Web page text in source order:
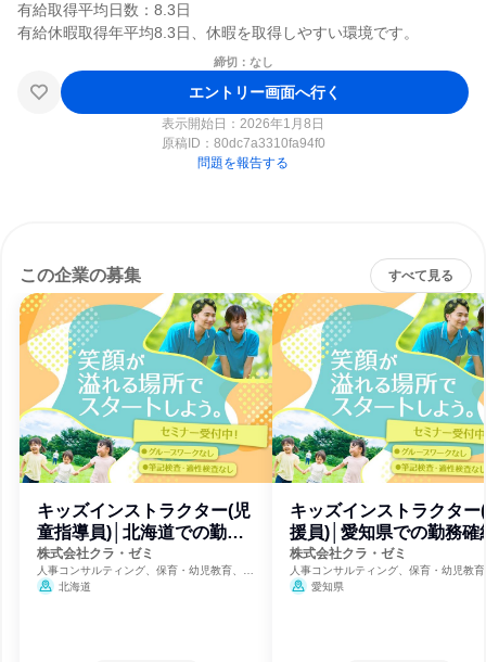
有給取得平均日数：8.3日
締切：なし
エントリー画面へ行く
表示開始日：2026年1月8日
原稿ID： 80dc7a3310fa94f0
問題を報告する
この企業の募集 すべて見る
キッズインストラクター(児
童指導員)│北海道での勤務
確約
株式会社クラ・ゼミ
人事コンサルティング、保育・幼児教育、福
祉・独立行政法人・NGO・NPO
北海道
キッズインストラクター
援員)│愛知県での勤務確
株式会社クラ・ゼミ
人事コンサルティング、保育・幼児教
祉・独立行政法人・NGO・NPO
愛知県